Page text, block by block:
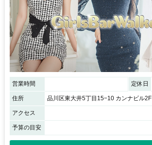
営業時間 定休日
住所 品川区東大井5丁目15−10 カンナビル2F
アクセス
予算の目安